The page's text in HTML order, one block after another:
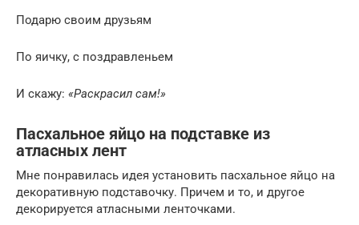
Подарю своим друзьям
По яичку, с поздравленьем
И скажу: «Раскрасил сам!»
Пасхальное яйцо на подставке из
атласных лент
Мне понравилась идея установить пасхальное яйцо на
декоративную подставочку. Причем и то, и другое
декорируется атласными ленточками.